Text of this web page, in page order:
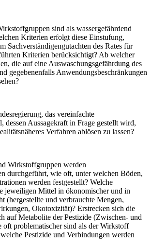
sind als wassergefährdend
Kriterien erfolgt diese Einstufung,
Sachverständigengutachten des Rates für
Kriterien berücksichtigt? Ab welcher
die auf eine Auswaschungsgefährdung des
gegebenenfalls Anwendungsbeschränkungen
das vereinfachte
dessen Aussagekraft in Frage gestellt wird,
Verfahren ablösen zu lassen?
Wirkstoffgruppen werden
durchgeführt, wie oft, unter welchen Böden,
werden festgestellt? Welche
jeweiligen Mittel in ökonomischer und in
(hergestellte und verbrauchte Mengen,
Okotoxizität)? Erstrecken sich die
auf Metabolite der Pestizide (Zwischen- und
oft problematischer sind als der Wirkstoff
Pestizide und Verbindungen werden